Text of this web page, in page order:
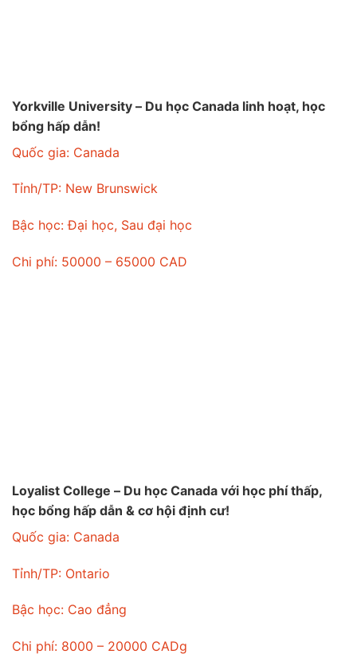
Yorkville University – Du học Canada linh hoạt, học
bổng hấp dẫn!
Quốc gia: Canada
Tỉnh/TP: New Brunswick
Bậc học:Đại học, Sau đại học
Chi phí: 50000 – 65000 CAD
Loyalist College – Du học Canada với học phí thấp,
học bổng hấp dẫn & cơ hội định cư!
Quốc gia: Canada
Tỉnh/TP: Ontario
Bậc học: Cao đẳng
Chi phí: 8000 – 20000 CADg